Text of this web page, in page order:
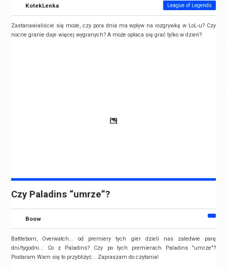
KotekLenka League of Legends
Zastanawialiście się może, czy pora dnia ma wpływ na rozgrywkę w LoL-u? Czy
nocne granie daje więcej wygranych? A może opłaca się grać tylko w dzień?
Czy Paladins “umrze”?
Boow
Battleborn, Overwatch... od premiery tych gier dzieli nas zaledwie parę
dni/tygodni... Co z Paladins? Czy po tych premierach Paladins "umrze"?
Postaram Wam się to przybliżyć... Zapraszam do czytania!